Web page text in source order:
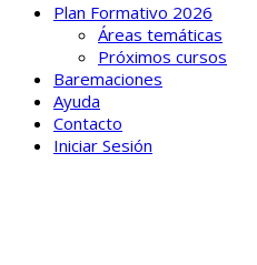
Plan Formativo 2026
Áreas temáticas
Próximos cursos
Baremaciones
Ayuda
Contacto
Iniciar Sesión